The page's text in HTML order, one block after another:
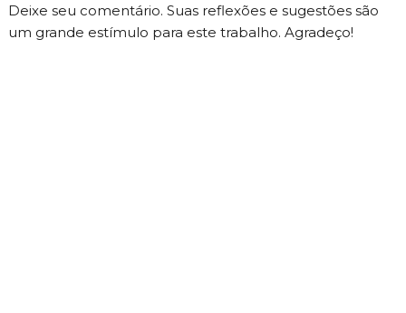
Deixe seu comentário. Suas reflexões e sugestões são
um grande estímulo para este trabalho. Agradeço!